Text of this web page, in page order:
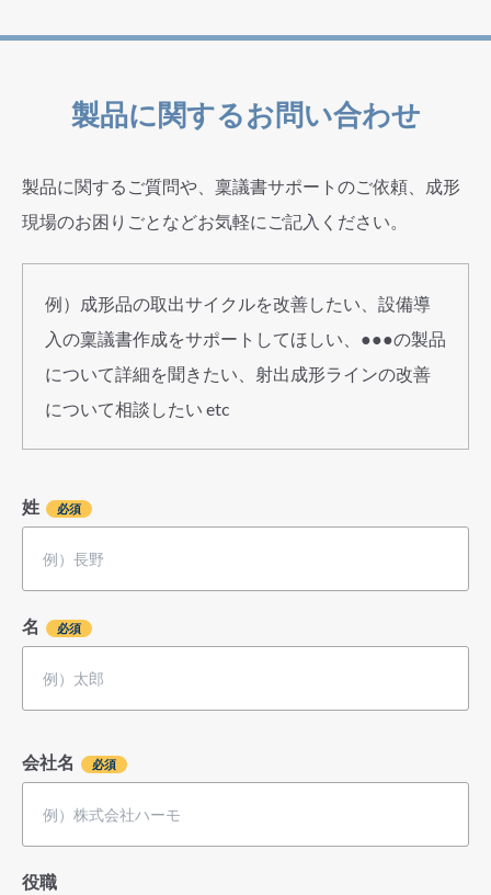
製品に関するお問い合わせ
製品に関するご質問や、稟議書サポートのご依頼、成形
現場のお困りごとなどお気軽にご記入ください。
例）成形品の取出サイクルを改善したい、設備導
入の稟議書作成をサポートしてほしい、●●●の製品
について詳細を聞きたい、射出成形ラインの改善
について相談したい etc
姓
名
会社名
役職